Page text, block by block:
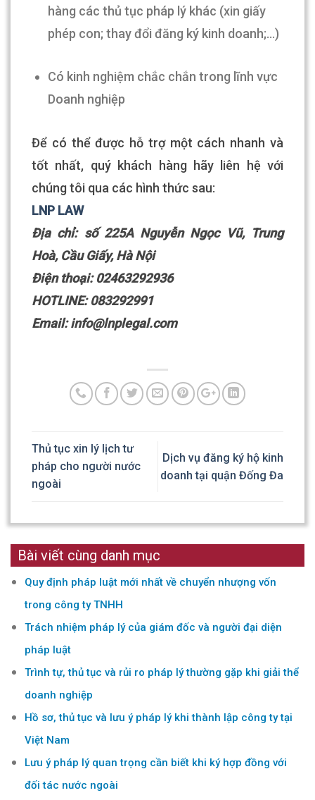
hàng các thủ tục pháp lý khác (xin giấy
phép con; thay đổi đăng ký kinh doanh;…)
Có kinh nghiệm chắc chắn trong lĩnh vực
Doanh nghiệp
Để có thể được hỗ trợ một cách nhanh và
tốt nhất, quý khách hàng hãy liên hệ với
chúng tôi qua các hình thức sau:
LNP LAW
Địa chỉ: số 225A Nguyễn Ngọc Vũ, Trung
Hoà, Cầu Giấy, Hà Nội
Điện thoại: 02463292936
HOTLINE: 083292991
Email: info@lnplegal.com
Thủ tục xin lý lịch tư
pháp cho người nước
ngoài
Dịch vụ đăng ký hộ kinh
doanh tại quận Đống Đa
Bài viết cùng danh mục
Quy định pháp luật mới nhất về chuyển nhượng vốn
trong công ty TNHH
Trách nhiệm pháp lý của giám đốc và người đại diện
pháp luật
Trình tự, thủ tục và rủi ro pháp lý thường gặp khi giải thể
doanh nghiệp
Hồ sơ, thủ tục và lưu ý pháp lý khi thành lập công ty tại
Việt Nam
Lưu ý pháp lý quan trọng cần biết khi ký hợp đồng với
đối tác nước ngoài